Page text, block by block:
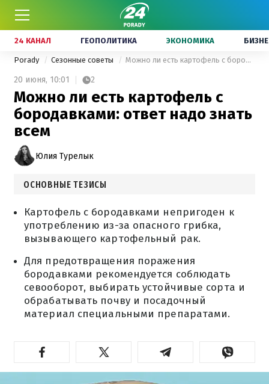
24 КАНАЛ ГЕОПОЛИТИКА ЭКОНОМИКА
Porady Сезонные советы Можно ли есть картофель с бородавками: ответ надо знать всем
20 июня, 10:01 2
Можно ли есть картофель с
бородавками: ответ надо знать
всем
Юлия Турелык
ОСНОВНЫЕ ТЕЗИСЫ
Картофель с бородавками непригоден к
употреблению из-за опасного грибка,
вызывающего картофельный рак.
Для предотвращения поражения
бородавками рекомендуется соблюдать
севооборот, выбирать устойчивые сорта и
обрабатывать почву и посадочный
материал специальными препаратами.